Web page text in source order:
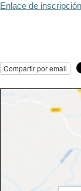
Enlace de inscripción
Compartir por email